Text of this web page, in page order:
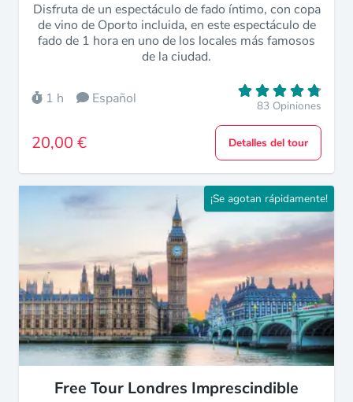
Disfruta de un espectáculo de fado íntimo, con copa
de vino de Oporto incluida, en este espectáculo de
fado de 1 hora en uno de los locales más famosos
de la ciudad.
1 h Español 83 Opiniones
20,00 € Detalles del tour
¡Se agotan rápidamente!
Free Tour Londres Imprescindible